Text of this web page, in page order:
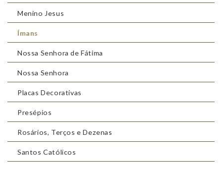
Menino Jesus
Ímans
Nossa Senhora de Fátima
Nossa Senhora
Placas Decorativas
Presépios
Rosários, Terços e Dezenas
Santos Católicos